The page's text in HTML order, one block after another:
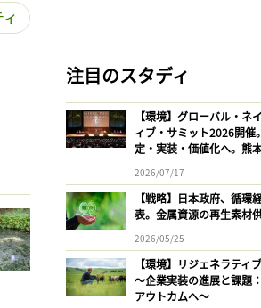
注目のスタディ
【環境】グローバル・ネ
ィブ・サミット2026開催
定・実装・価値化へ。熊
2026/07/17
【戦略】日本政府、循環
表。金属資源の再生素材
2026/05/25
【環境】リジェネラティ
〜企業実装の進展と課題
アウトカムへ〜